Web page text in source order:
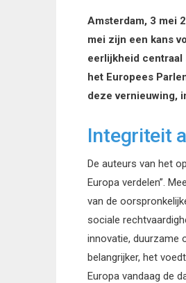
Amsterdam, 3 mei
mei zijn een kans
eerlijkheid centraal
het Europees
deze vernieuwing,
Integriteit
De auteurs van het
Europa verdelen”.
van de
sociale
innovatie, duurzame
belangrijker, het
Europa vandaag de